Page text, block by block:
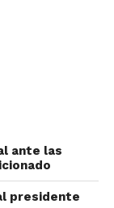
ante las
presidente